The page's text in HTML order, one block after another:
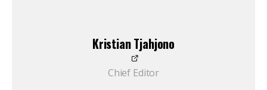
Kristian Tjahjono
Chief Editor